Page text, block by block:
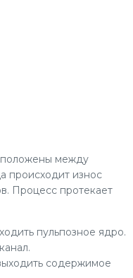
между
происходит износ
Процесс протекает
пульпозное ядро.
содержимое